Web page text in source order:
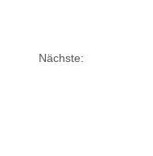
Nächste: